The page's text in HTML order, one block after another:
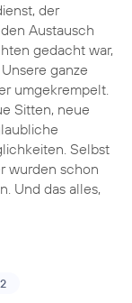
der
Austausch
gedacht war,
ganze
umgekrempelt.
Sitten, neue
Selbst
wurden schon
Und das alles,